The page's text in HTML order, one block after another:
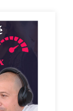
!? Ah si !!
par
🙏🏻 Si
des meilleurs
vous
expert de
via-